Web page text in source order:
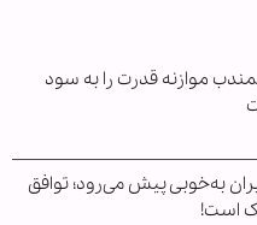
موازنه قدرت را به سود
به‌خوبی پیش می‌رود؛ توافق
است!